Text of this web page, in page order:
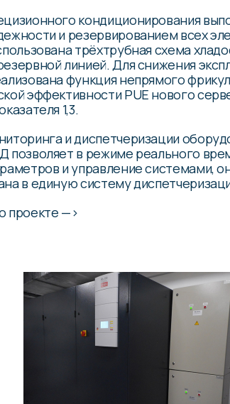
кондиционирования
и резервированием всех
трёхтрубная схема
линией. Для снижения
функция непрямого
эффективности PUE нового
1,3.
и диспетчеризации
позволяет в режиме реального
и управление системами,
в единую систему
проекте —>